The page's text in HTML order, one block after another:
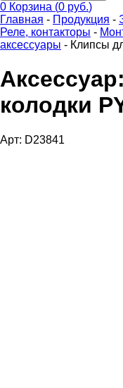
0 Корзина (0 руб.)
Главная - Продукция -
Реле, контакторы -
аксессуары - Клипсы
колодки
Арт: D23841